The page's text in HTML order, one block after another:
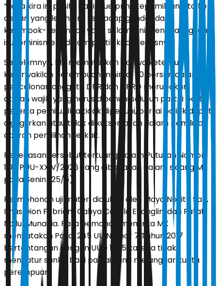
“Saya kira ini positif bagi blue print kepemiluan kita ke
depan yang lebih pro terhadap gender dan
kelompok-kelompok yang selama ini menggaungkan
isu feminisme di dalam politik kita,” tegasnya.
Sebelumnya, MK memutuskan bahwa ketentuan
keterwakilan perempuan minimal 30 persen dalam
pencalonan anggota DPR dan DPRD merupakan
aturan wajib yang harus dipenuhi seluruh partai politik
peserta pemilu. Jika tidak dipenuhi, partai politik dapat
digugurkan atau tidak diikutsertakan dalam pemilu di
daerah pemilihan terkait.
Penegasan tersebut tertuang dalam Putusan Nomor
128/PUU-XXIV/2026 yang dibacakan dalam sidang MK
pada Senin (25/5).
Permohonan uji materi diajukan oleh Maya Novita Sari,
Imas Dion Febriani, Cahya Camila Evanglin, dan Fatati
Nailul Munadia. Para pemohon meminta MK
menyatakan Pasal 245 UU Nomor 7 Tahun 2017
bertentangan dengan UUD 1945 karena tidak
mengatur sanksi bagi partai yang melanggar kuota
perempuan.